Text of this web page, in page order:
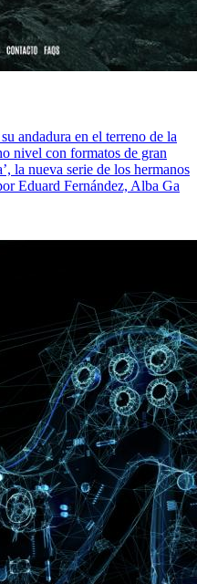
andadura en el terreno de la
nivel con formatos de gran
la nueva serie de los hermanos
Eduard Fernández, Alba Ga